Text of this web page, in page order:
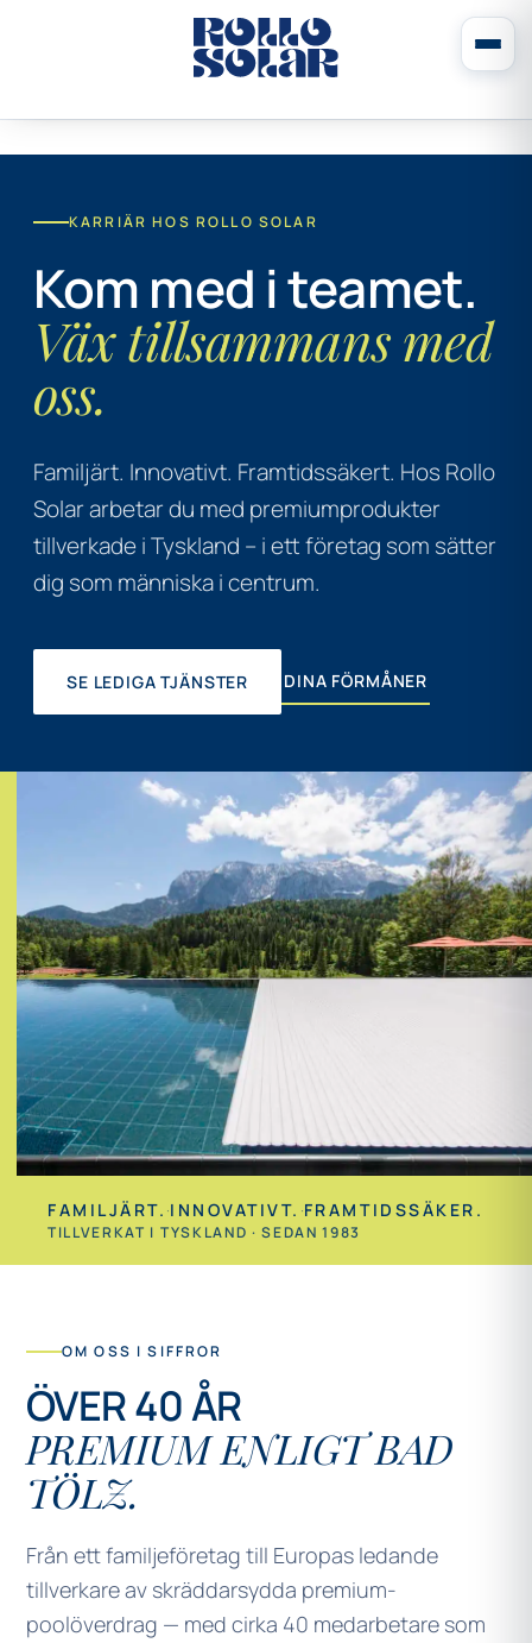
KARRIÄR HOS ROLLO SOLAR
Kom med i teamet.
Väx tillsammans med
oss.
Familjärt. Innovativt. Framtidssäkert. Hos Rollo
Solar arbetar du med premiumprodukter
tillverkade i Tyskland – i ett företag som sätter
dig som människa i centrum.
SE LEDIGA TJÄNSTER DINA FÖRMÅNER
FAMILJÄRT. ·INNOVATIVT. ·FRAMTIDSSÄKER.
TILLVERKAT I TYSKLAND · SEDAN 1983
OM OSS I SIFFROR
ÖVER 40 ÅR
PREMIUM ENLIGT BAD
TÖLZ.
Från ett familjeföretag till Europas ledande
tillverkare av skräddarsydda premium-
poolöverdrag — med cirka 40 medarbetare som